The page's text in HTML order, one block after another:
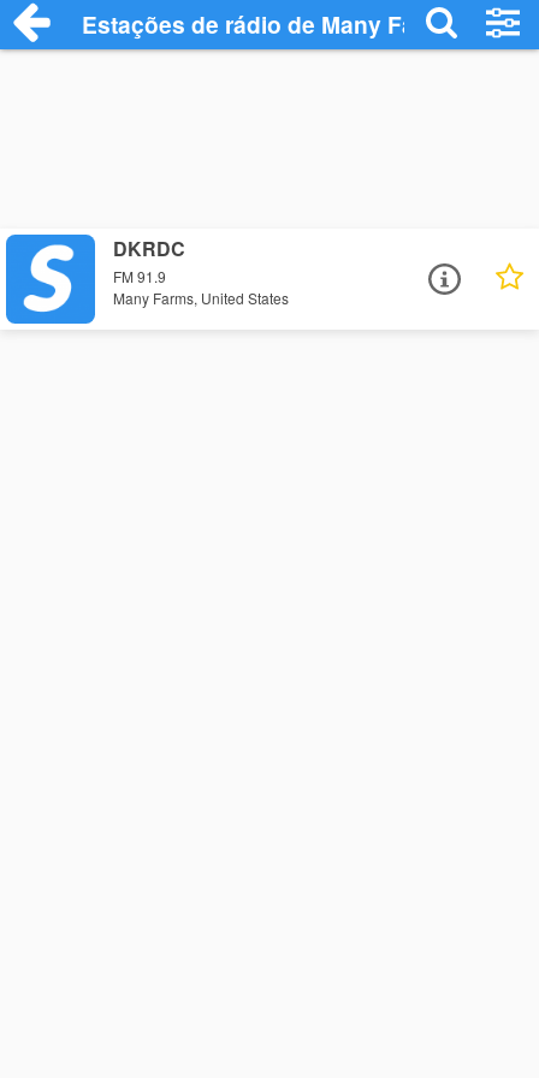
Estações de rádio de Many Farms -
DKRDC
FM 91.9
Many Farms, United States